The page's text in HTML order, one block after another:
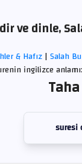
ve dinle,
& Hafız|Salah
ingilizce
suresi